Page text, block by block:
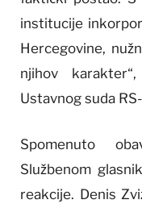
institucije
Hercegovine,
njihov
Ustavnog suda
Spomenuto
Službenom
reakcije. Denis